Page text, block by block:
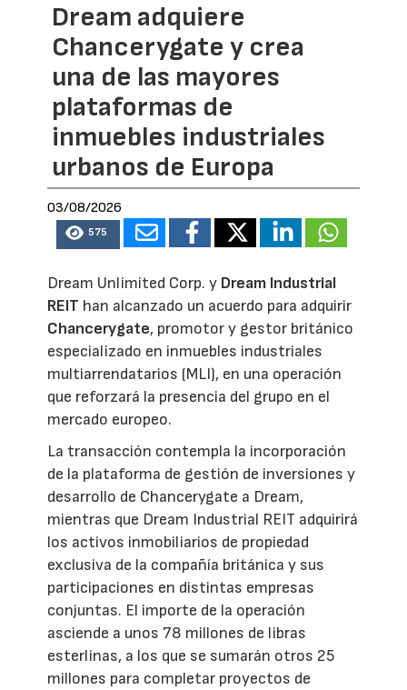
Dream adquiere
Chancerygate y crea
una de las mayores
plataformas de
inmuebles industriales
urbanos de Europa
03/08/2026
575
Dream Unlimited Corp. y Dream Industrial
REIT han alcanzado un acuerdo para adquirir
Chancerygate, promotor y gestor británico
especializado en inmuebles industriales
multiarrendatarios (MLI), en una operación
que reforzará la presencia del grupo en el
mercado europeo.
La transacción contempla la incorporación
de la plataforma de gestión de inversiones y
desarrollo de Chancerygate a Dream,
mientras que Dream Industrial REIT adquirirá
los activos inmobiliarios de propiedad
exclusiva de la compañía británica y sus
participaciones en distintas empresas
conjuntas. El importe de la operación
asciende a unos 78 millones de libras
esterlinas, a los que se sumarán otros 25
millones para completar proyectos de